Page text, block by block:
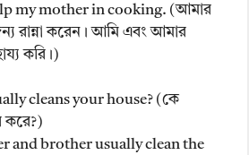
my mother in cooking. (আমার
রান্না করেন। আমি এবং আমার
করি।)
cleans your house? (কে
করে?)
and brother usually clean the